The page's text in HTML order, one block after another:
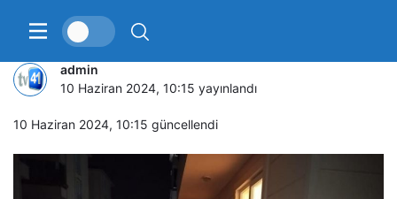
Balkon büyük gürültü ile çöktü
admin
10 Haziran 2024, 10:15 yayınlandı
10 Haziran 2024, 10:15 güncellendi